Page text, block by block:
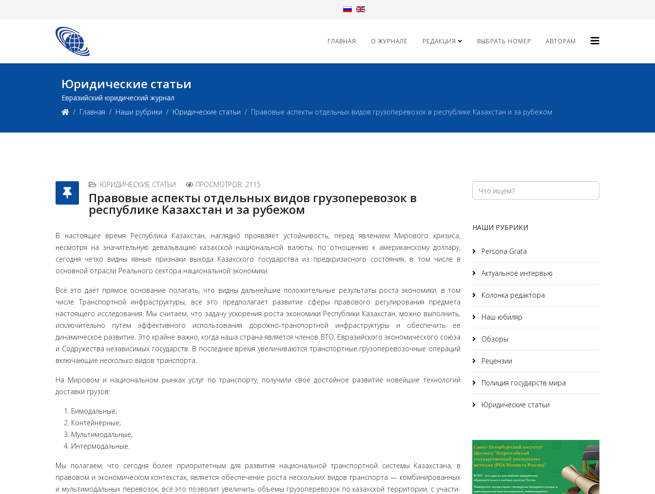
ГЛАВНАЯ О ЖУРНАЛЕ РЕДАКЦИЯ ВЫБРАТЬ НОМЕР АВТОРАМ
Юридические статьи
Евразийский юридический журнал
Главная
Наши рубрики Юридические статьи Правовые аспекты отдельных видов грузоперевозок в республике Казахстан и за рубежом
ЮРИДИЧЕСКИЕ СТАТЬИ ПРОСМОТРОВ: 2115
Правовые аспекты отдельных видов грузоперевозок в
республике Казахстан и за рубежом
В настоящее время Республика Казахстан, наглядно проявляет устойчивость, перед явлением Мирового кри­зиса,
несмотря на значительную девальвацию казахской национальной валюты, по отношению к американскому доллару,
сегодня четко видны явные признаки выхода Ка­захского государства из предкризисного состояния, в том числе в
основной отрасли Реального сектора национальной экономики.
Всё это даёт прямое основание полагать, что видны дальнейшие положительные результаты роста эко­номики, в том
числе Транспортной инфраструктуры, всё это предполагает развитие сферы правового регулирова­ния предмета
настоящего исследования. Мы считаем, что задачу ускорения роста экономики Республики Казахстан, можно выполнить,
исключительно путем эффективного использования дорожно-транспортной инфраструктуры и обеспечить ее
динамическое развитие. Это крайне важ­но, когда наша страна является членов ВТО, Евразийского экономического союза
и Содружества независимых госу­дарств. В последнее время увеличиваются транспортные грузоперевозочные операций
включающие несколько ви­дов транспорта.
На Мировом и национальном рынках услуг по транспор­ту, получили своё достойное развитие новейшие технологий
доставки грузов:
Бимодальные;
Контейнерные;
Мультимодальные;
Интермодальные.
Мы полагаем, что сегодня более приоритетным для раз­вития национальной транспортной системы Казахстана, в
правовом и экономическом контекстах, является обеспече­ние роста нескольких видов транспорта — комбинированных
и мультимодальных перевозок, всё это позволит увеличить объемы грузоперевозок по казахской территории, с участи­
НАШИ РУБРИКИ
Persona Grata
Актуальное интервью
Колонка редактора
Наш юбиляр
Обзоры
Рецензии
Полиция государств мира
Юридические статьи